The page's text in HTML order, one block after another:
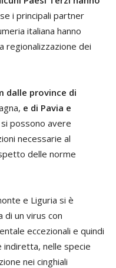
i principali partner
italiana hanno
regionalizzazione dei
dalle province di
e di Pavia e
possono avere
necessarie al
delle norme
e Liguria si è
di un virus con
eccezionali e quindi
indiretta, nelle specie
nei cinghiali